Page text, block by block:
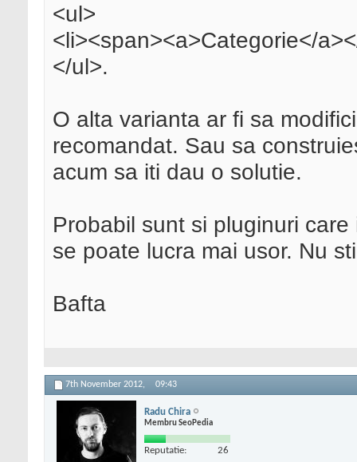
<ul>
<li><span><a>Categorie</
</ul>.
O alta varianta ar fi sa
recomandat. Sau sa
acum sa iti dau o solutie.
Probabil sunt si pluginuri
se poate lucra mai usor. Nu
Bafta
7th November 2012, 09:43
Radu Chira
Membru SeoPedia
Reputatie: 26